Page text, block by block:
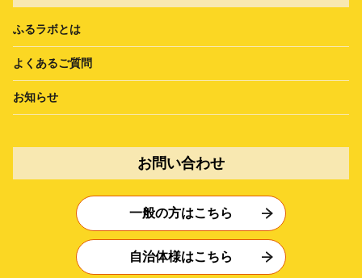
ふるラボとは
よくあるご質問
お知らせ
お問い合わせ
一般の方はこちら
自治体様はこちら